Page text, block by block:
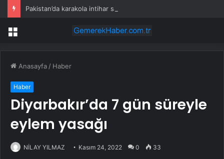
Pakistan’da karakola intihar saldırısı; 7 ölü, 15 yaralı
Menü
Anasayfa / Haber
Haber
Diyarbakır’da 7 gün süreyle
eylem yasağı
NİLAY YILMAZ Kasım 24, 2022 0 33